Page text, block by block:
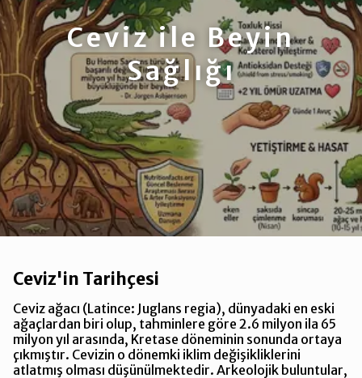
Ceviz ile Beyin
Sağlığı
Ceviz'in Tarihçesi
Ceviz ağacı (Latince: Juglans regia), dünyadaki en eski
ağaçlardan biri olup, tahminlere göre 2.6 milyon ila 65
milyon yıl arasında, Kretase döneminin sonunda ortaya
çıkmıştır. Cevizin o dönemki iklim değişikliklerini
atlatmış olması düşünülmektedir. Arkeolojik buluntular,